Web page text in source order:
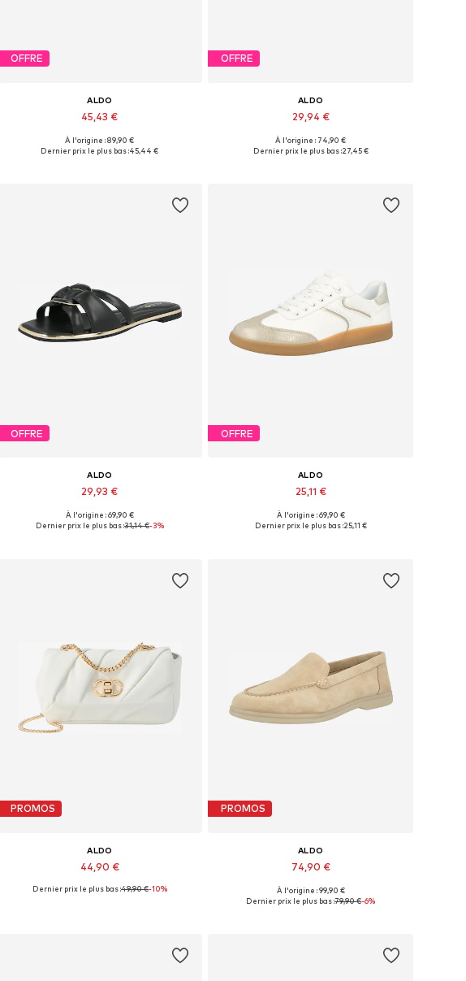
OFFRE
ALDO
45,43 €
Tailles disponibles: 36-36,5
À l'origine : 89,90 €
Dernier prix le plus bas :45,44 €
OFFRE
ALDO
29,94 €
Tailles disponibles: 37, 38
À l'origine : 74,90 €
Dernier prix le plus bas :27,45 €
OFFRE
ALDO
29,93 €
Tailles disponibles: 37
À l'origine : 69,90 €
Dernier prix le plus bas :31,14 €-3%
OFFRE
ALDO
25,11 €
Tailles disponibles: 36-36,5, 38
À l'origine : 69,90 €
Dernier prix le plus bas :25,11 €
PROMOS
ALDO
44,90 €
Tailles disponibles: One Size
Dernier prix le plus bas :49,90 €-10%
PROMOS
ALDO
74,90 €
Tailles disponibles: 40
À l'origine : 99,90 €
Dernier prix le plus bas :79,90 €-6%